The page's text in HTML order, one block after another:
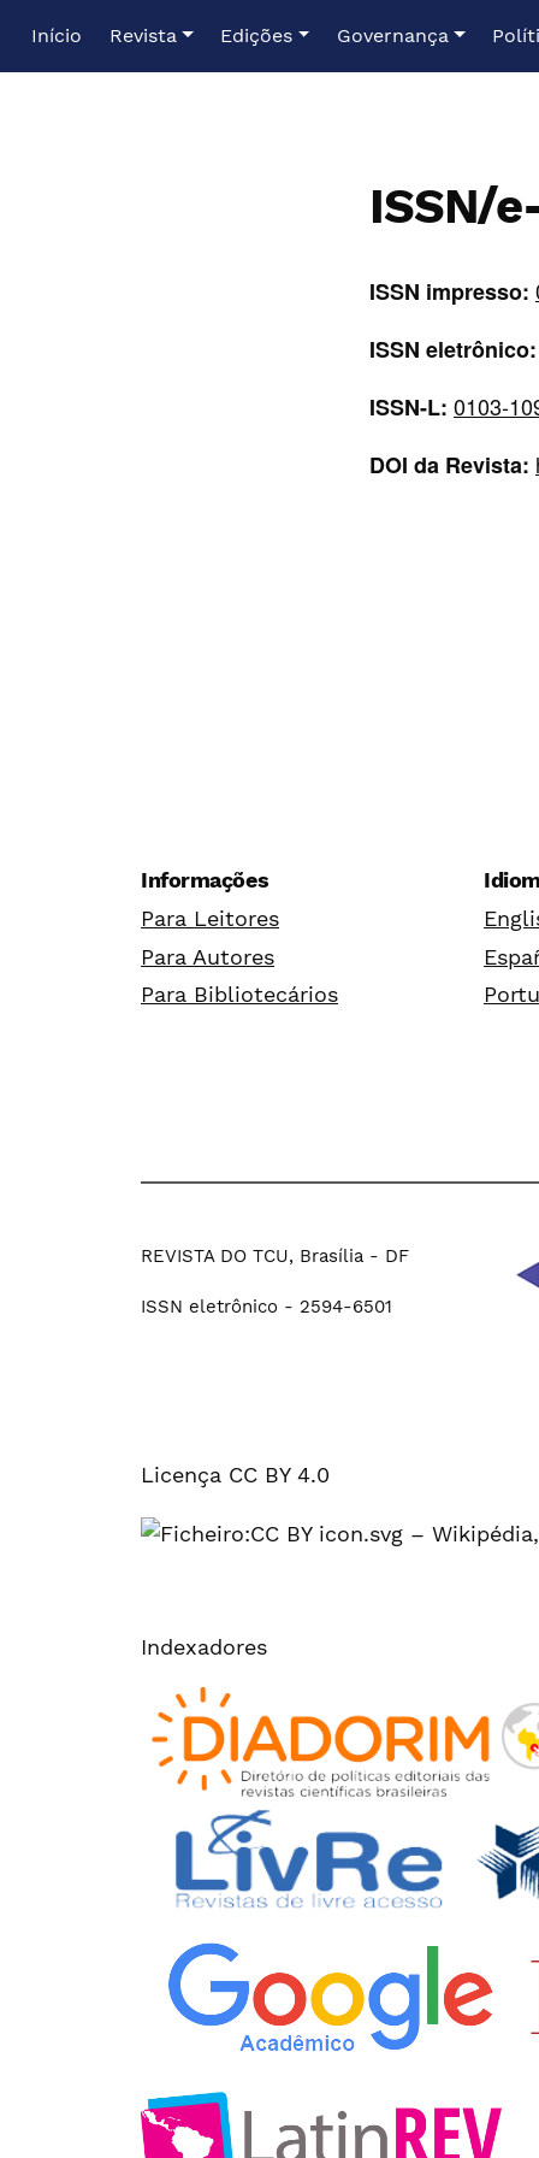
Início Revista Edições Governança
ISSN/
ISSN impresso:
ISSN eletrônico:
ISSN-L: 0103-
DOI da Revista:
Informações
Para Leitores
Para Autores
Para Bibliotecários
REVISTA DO TCU, Brasília - DF
ISSN eletrônico - 2594-6501
Licença CC BY 4.0
Indexadores